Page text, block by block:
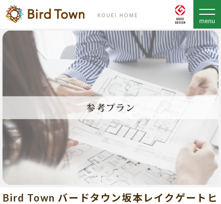
Bird Town バードタウン坂本レイクゲートヒ